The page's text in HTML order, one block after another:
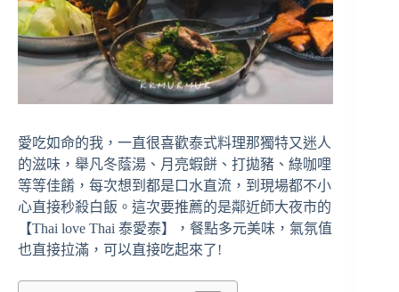
愛吃如命的我，一直很喜歡泰式料理那獨特又迷人
的滋味，舉凡冬蔭湯、月亮蝦餅、打拋豬、綠咖哩
等等佳餚，每次想到都是口水直流，到現場都不小
心直接秒殺白飯。這次要推薦的是鄰近師大夜市的
【Thai love Thai 泰愛泰】，餐點多元美味，氣氛值
也直接拉滿，可以直接吃起來了!